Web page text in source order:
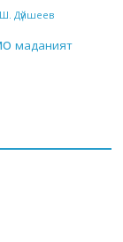
Ш. Дүйшеев
маданият